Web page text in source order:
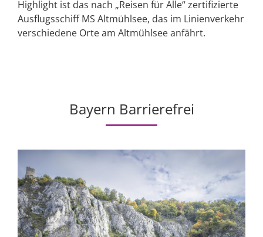
Highlight ist das nach „Reisen für Alle“ zertifizierte
Ausflugsschiff MS Altmühlsee, das im Linienverkehr
verschiedene Orte am Altmühlsee anfährt.
Bayern Barrierefrei